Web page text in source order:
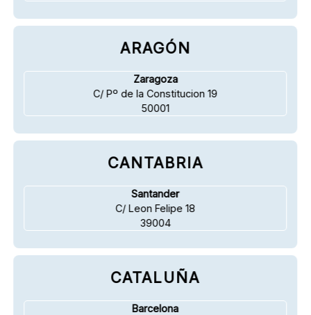
ARAGÓN
Zaragoza
C/ Pº de la Constitucion 19
50001
CANTABRIA
Santander
C/ Leon Felipe 18
39004
CATALUÑA
Barcelona